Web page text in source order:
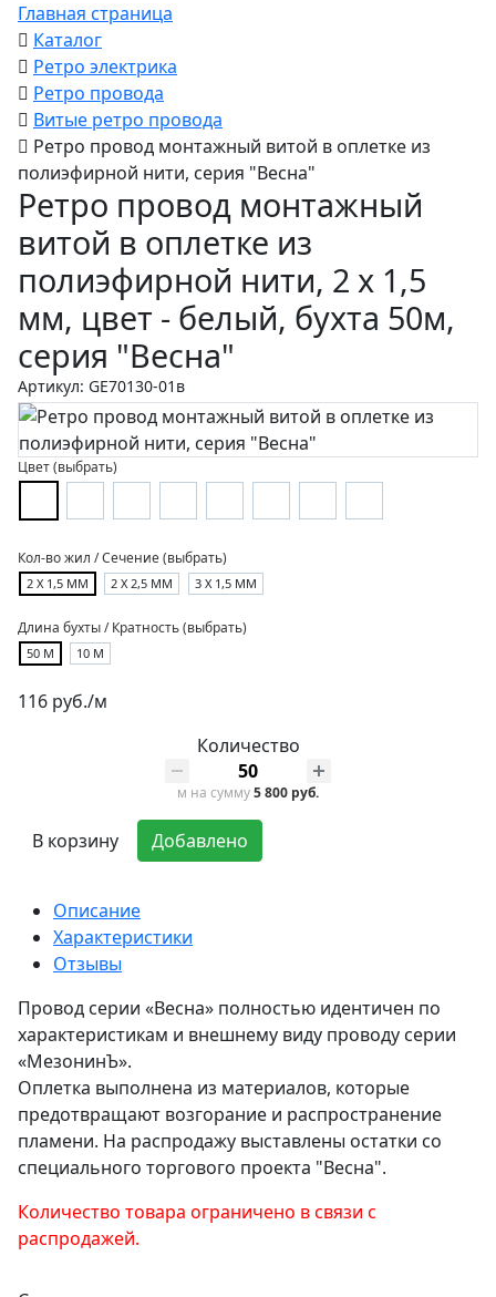
Главная страница
Каталог
Ретро электрика
Ретро провода
Витые ретро провода
Ретро провод монтажный витой в оплетке из
полиэфирной нити, серия "Весна"
Ретро провод монтажный
витой в оплетке из
полиэфирной нити, 2 х 1,5
мм, цвет - белый, бухта 50м,
серия "Весна"
Артикул: GE70130-01в
Цвет (выбрать)
Кол-во жил / Сечение (выбрать)
2 Х 1,5 ММ 2 Х 2,5 ММ 3 Х 1,5 ММ
Длина бухты / Кратность (выбрать)
50 М 10 М
116 руб./м
Количество
м на сумму5 800 руб.
В корзину Добавлено
Описание
Характеристики
Отзывы
Провод серии «Весна» полностью идентичен по
характеристикам и внешнему виду проводу серии
«МезонинЪ».
Оплетка выполнена из материалов, которые
предотвращают возгорание и распространение
пламени. На распродажу выставлены остатки со
специального торгового проекта "Весна".
Количество товара ограничено в связи с
распродажей.